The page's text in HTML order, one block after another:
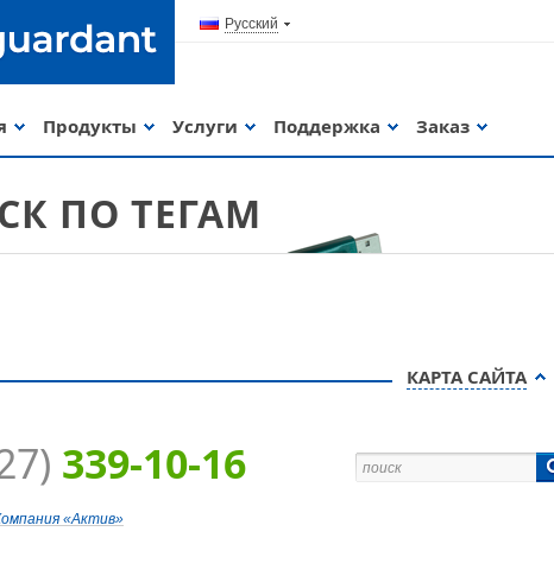
Русский
Продукты Услуги Поддержка Заказ
ПО ТЕГАМ
Guardant Code
КАРТА САЙТА
339-10-16
«Актив»